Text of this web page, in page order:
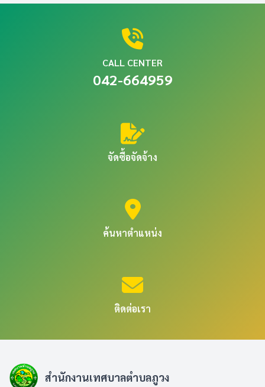
CALL CENTER
042-664959
จัดซื้อจัดจ้าง
ค้นหาตำแหน่ง
ติดต่อเรา
สำนักงานเทศบาลตำบลภูวง